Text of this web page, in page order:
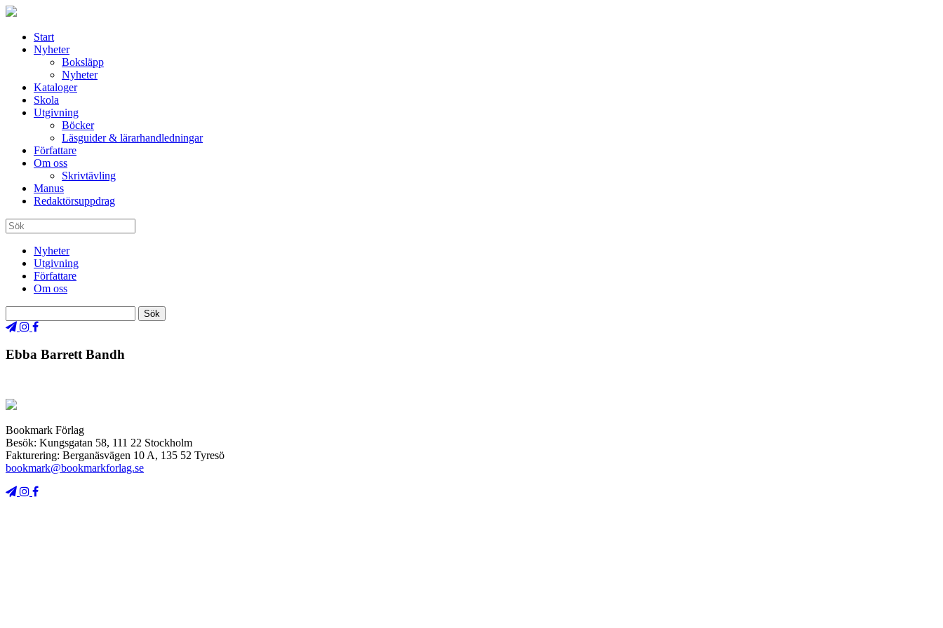
Start
Nyheter
Boksläpp
Nyheter
Kataloger
Skola
Utgivning
Böcker
Läsguider & lärarhandledningar
Författare
Om oss
Skrivtävling
Manus
Redaktörsuppdrag
Nyheter
Utgivning
Författare
Om oss
Ebba Barrett Bandh
Bookmark Förlag
Besök: Kungsgatan 58, 111 22 Stockholm
Fakturering: Berganäsvägen 10 A, 135 52 Tyresö
bookmark@bookmarkforlag.se